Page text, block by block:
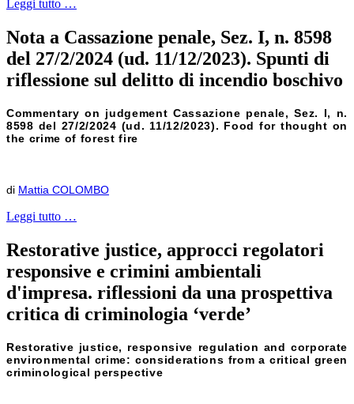
Leggi tutto …
Nota a Cassazione penale, Sez. I, n. 8598
del 27/2/2024 (ud. 11/12/2023). Spunti di
riflessione sul delitto di incendio boschivo
Commentary on judgement Cassazione penale, Sez. I, n.
8598 del 27/2/2024 (ud. 11/12/2023). Food for thought on
the crime of forest fire
di Mattia COLOMBO
Leggi tutto …
Restorative justice, approcci regolatori
responsive e crimini ambientali
d'impresa. riflessioni da una prospettiva
critica di criminologia ‘verde’
Restorative justice, responsive regulation and corporate
environmental crime: considerations from a critical green
criminological perspective